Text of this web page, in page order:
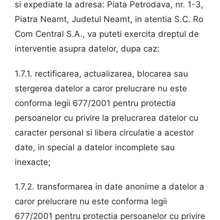
si expediate la adresa: Piata Petrodava, nr. 1-3,
Piatra Neamt, Judetul Neamt, in atentia S.C. Ro
Com Central S.A., va puteti exercita dreptul de
interventie asupra datelor, dupa caz:
1.7.1. rectificarea, actualizarea, blocarea sau
stergerea datelor a caror prelucrare nu este
conforma legii 677/2001 pentru protectia
persoanelor cu privire la prelucrarea datelor cu
caracter personal si libera circulatie a acestor
date, in special a datelor incomplete sau
inexacte;
1.7.2. transformarea in date anonime a datelor a
caror prelucrare nu este conforma legii
677/2001 pentru protectia persoanelor cu privire